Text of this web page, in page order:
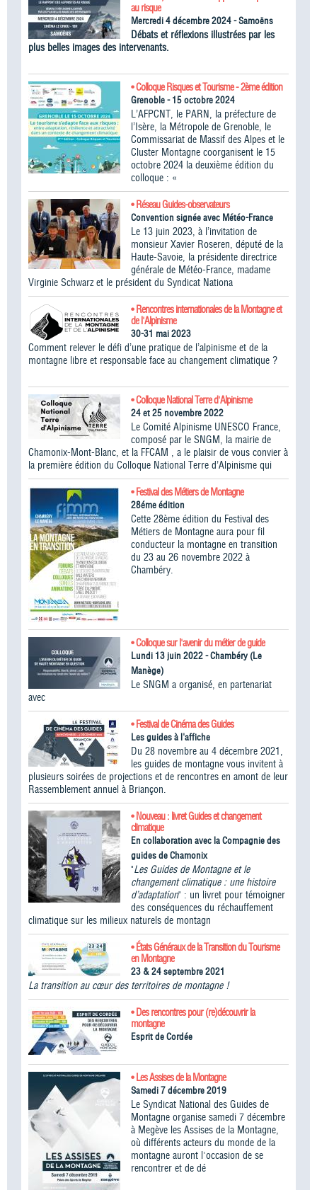
au risque
Mercredi 4 décembre 2024 - Samoëns
Débats et réflexions illustrées par les
plus belles images des intervenants.
• Colloque Risques et Tourisme - 2ème édition
Grenoble - 15 octobre 2024
L’AFPCNT, le PARN, la préfecture de
l’Isère, la Métropole de Grenoble, le
Commissariat de Massif des Alpes et le
Cluster Montagne coorganisent le 15
octobre 2024 la deuxième édition du
colloque : «
• Réseau Guides-observateurs
Convention signée avec Météo-France
Le 13 juin 2023, à l’invitation de
monsieur Xavier Roseren, député de la
Haute-Savoie, la présidente directrice
générale de Météo-France, madame
Virginie Schwarz et le président du Syndicat Nationa
• Rencontres internationales de la Montagne et
de l'Alpinisme
30-31 mai 2023
Comment relever le défi d’une pratique de l’alpinisme et de la
montagne libre et responsable face au changement climatique ?
• Colloque National Terre d'Alpinisme
24 et 25 novembre 2022
Le Comité Alpinisme UNESCO France,
composé par le SNGM, la mairie de
Chamonix-Mont-Blanc, et la FFCAM , a le plaisir de vous convier à
la première édition du Colloque National Terre d’Alpinisme qui
• Festival des Métiers de Montagne
28éme édition
Cette 28ème édition du Festival des
Métiers de Montagne aura pour fil
conducteur la montagne en transition
du 23 au 26 novembre 2022 à
Chambéry.
• Colloque sur l'avenir du métier de guide
Lundi 13 juin 2022 - Chambéry (Le
Manège)
Le SNGM a organisé, en partenariat
avec
• Festival de Cinéma des Guides
Les guides à l'affiche
Du 28 novembre au 4 décembre 2021,
les guides de montagne vous invitent à
plusieurs soirées de projections et de rencontres en amont de leur
Rassemblement annuel à Briançon.
• Nouveau : livret Guides et changement
climatique
En collaboration avec la Compagnie des
guides de Chamonix
"Les Guides de Montagne et le
changement climatique : une histoire
d’adaptation" : un livret pour témoigner
des conséquences du réchauffement
climatique sur les milieux naturels de montagn
• États Généraux de la Transition du Tourisme
en Montagne
23 & 24 septembre 2021
La transition au cœur des territoires de montagne !
• Des rencontres pour (re)découvrir la
montagne
Esprit de Cordée
• Les Assises de la Montagne
Samedi 7 décembre 2019
Le Syndicat National des Guides de
Montagne organise samedi 7 décembre
à Megève les Assises de la Montagne,
où différents acteurs du monde de la
montagne auront l'occasion de se
rencontrer et de dé